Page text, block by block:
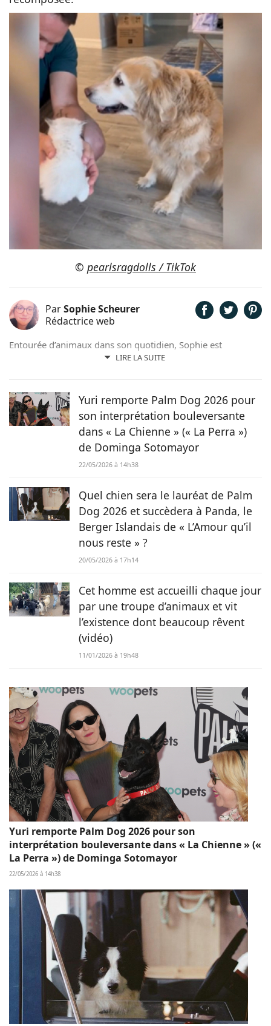
© pearlsragdolls / TikTok
ParSophie Scheurer
Rédactrice web
LIRE LA SUITE
Entourée d’animaux dans son quotidien, Sophie est
également passionnée de mots. Son amour pour les
précaire. Maya la croisée Labrador-Border Collie a été
retrouvée errante par la SPA et Hatchi, le chien Arbi, a été
sauvé de Tunisie. À ses yeux, ses 2 chiens, son chat et ses
lapins font partie intégrante de sa vie et de sa famille ! C’est
donc sans hésiter qu’elle a décidé de mettre sa plume au
Yuri remporte Palm Dog 2026 pour
son interprétation bouleversante
dans « La Chienne » (« La Perra »)
de Dominga Sotomayor
22/05/2026 à 14h38
Quel chien sera le lauréat de Palm
Dog 2026 et succèdera à Panda, le
Berger Islandais de « L’Amour qu’il
nous reste » ?
20/05/2026 à 17h14
Cet homme est accueilli chaque jour
par une troupe d’animaux et vit
l’existence dont beaucoup rêvent
(vidéo)
11/01/2026 à 19h48
Yuri remporte Palm Dog 2026 pour son
interprétation bouleversante dans « La Chienne » («
La Perra ») de Dominga Sotomayor
22/05/2026 à 14h38